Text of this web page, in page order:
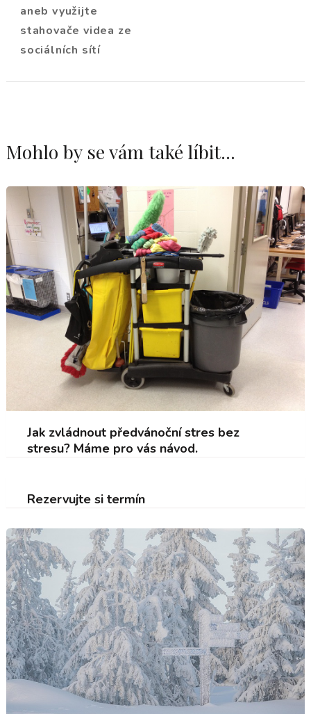
aneb využijte
stahovače videa ze
sociálních sítí
Mohlo by se vám také líbit...
Jak zvládnout předvánoční stres bez
stresu? Máme pro vás návod.
Rezervujte si termín